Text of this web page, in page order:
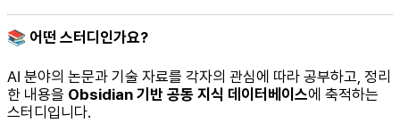
📚 어떤 스터디인가요?
AI 분야의 논문과 기술 자료를 각자의 관심에 따라 공부하고, 정리
한 내용을 Obsidian 기반 공동 지식 데이터베이스에 축적하는
스터디입니다.